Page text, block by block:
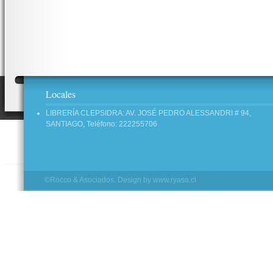
Locales
LIBRERÍA CLEPSIDRA: AV. JOSÉ PEDRO ALESSANDRI # 94,
SANTIAGO, Teléfono: 222255706
©Rocco & Asociados. Design by www.ryasa.cl